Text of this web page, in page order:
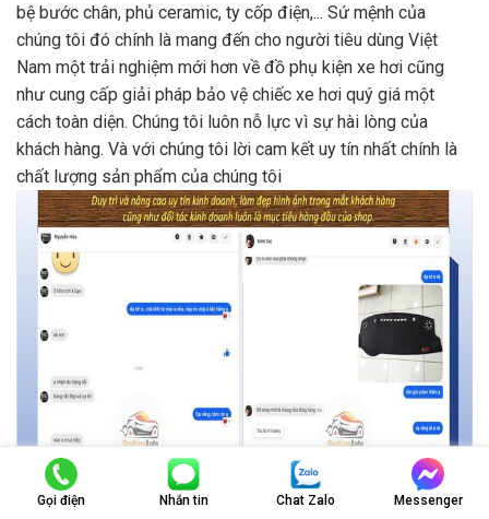
bệ bước chân, phủ ceramic, ty cốp điện,... Sứ mệnh của
chúng tôi đó chính là mang đến cho người tiêu dùng Việt
Nam một trải nghiệm mới hơn về đồ phụ kiện xe hơi cũng
như cung cấp giải pháp bảo vệ chiếc xe hơi quý giá một
cách toàn diện. Chúng tôi luôn nỗ lực vì sự hài lòng của
khách hàng. Và với chúng tôi lời cam kết uy tín nhất chính là
chất lượng sản phẩm của chúng tôi
Gọi điện Nhắn tin Chat Zalo Messenger